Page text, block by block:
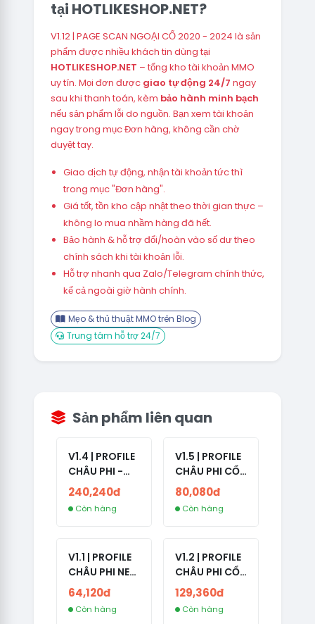
tại HOTLIKESHOP.NET?
V1.12 | PAGE SCAN NGOẠI CỔ 2020 - 2024 là sản
phẩm được nhiều khách tin dùng tại
HOTLIKESHOP.NET – tổng kho tài khoản MMO
uy tín. Mọi đơn được giao tự động 24/7 ngay
sau khi thanh toán, kèm bảo hành minh bạch
nếu sản phẩm lỗi do nguồn. Bạn xem tài khoản
ngay trong mục Đơn hàng, không cần chờ
duyệt tay.
Giao dịch tự động, nhận tài khoản tức thì
trong mục "Đơn hàng".
Giá tốt, tồn kho cập nhật theo thời gian thực –
không lo mua nhầm hàng đã hết.
Bảo hành & hỗ trợ đổi/hoàn vào số dư theo
chính sách khi tài khoản lỗi.
Hỗ trợ nhanh qua Zalo/Telegram chính thức,
kể cả ngoài giờ hành chính.
Mẹo & thủ thuật MMO trên Blog
Trung tâm hỗ trợ 24/7
Sản phẩm liên quan
V1.4 | PROFILE
CHÂU PHI -
ETHIOPIA CỔ -
NO 2FA -
RANDOM BẠN
240,240đ
Còn hàng
V1.5 | PROFILE
CHÂU PHI CỔ
- NO 2FA -
LẪN 2024 -
LIVE ADS
80,080đ
Còn hàng
V1.1 | PROFILE
CHÂU PHI NEW
- NO 2FA - ĐA
SỐ BẠN BÈ
CAO
64,120đ
Còn hàng
V1.2 | PROFILE
CHÂU PHI CỔ
- NO 2FA -
LIVE ADS -
NĂM TẠO
129,360đ
Còn hàng